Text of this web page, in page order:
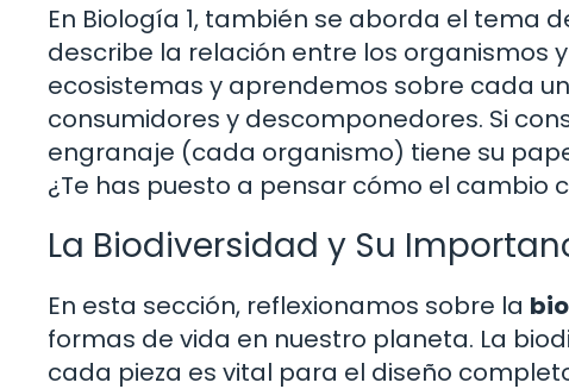
En Biología 1, también se aborda el tema
describe la relación entre los organismos
ecosistemas y aprendemos sobre cada
consumidores y descomponedores. Si
engranaje (cada organismo) tiene su
¿Te has puesto a pensar cómo el cambio
La Biodiversidad y Su
En esta sección, reflexionamos sobre la
formas de vida en nuestro planeta. La
cada pieza es vital para el diseño